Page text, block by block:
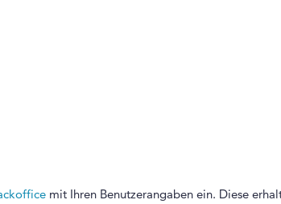
mit Ihren Benutzerangaben ein. Diese